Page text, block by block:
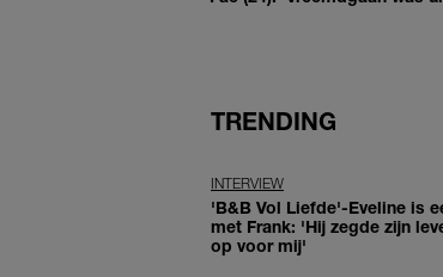
TRENDING
INTERVIEW
'B&B Vol Liefde'-Eveline is
met Frank: 'Hij zegde zijn
op voor mij'